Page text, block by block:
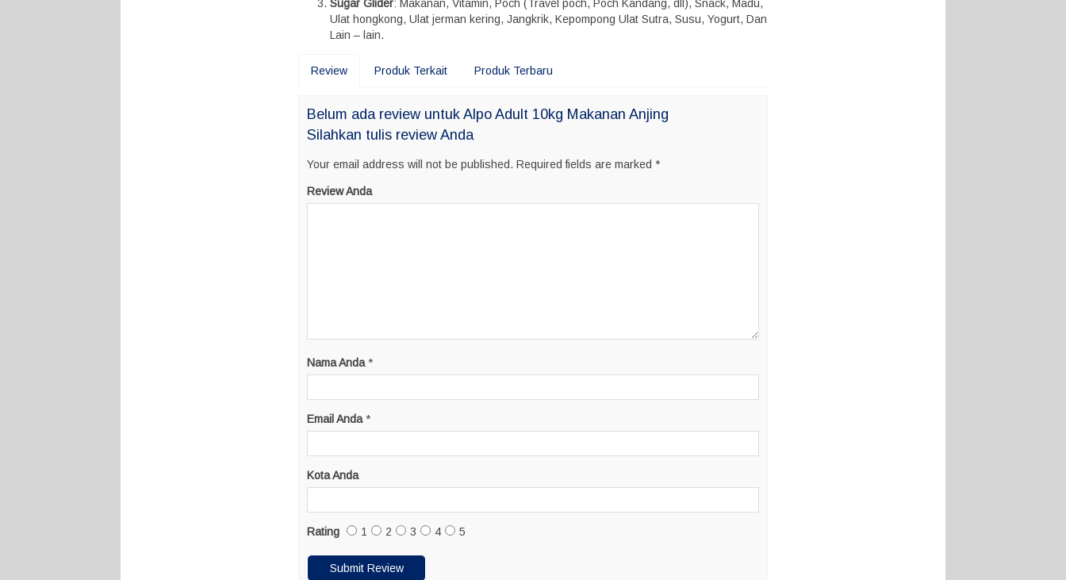
Sugar Glider: Makanan, Vitamin, Poch (Travel poch, Poch Kandang, dll), Snack, Madu,
Ulat hongkong, Ulat jerman kering, Jangkrik, Kepompong Ulat Sutra, Susu, Yogurt, Dan
Lain – lain.
Review Produk Terkait Produk Terbaru
Belum ada review untuk Alpo Adult 10kg Makanan Anjing
Silahkan tulis review Anda
Your email address will not be published. Required fields are marked *
Review Anda
Nama Anda *
Email Anda *
Kota Anda
Rating 1 2 3 4 5